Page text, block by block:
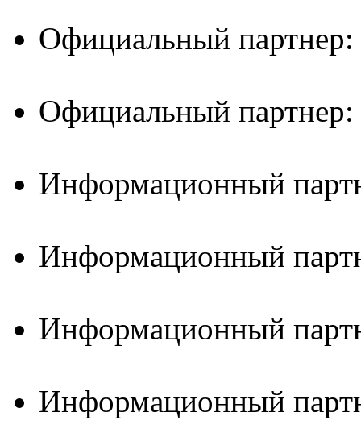
Официальный партнер:
Официальный партнер:
Информационный
Информационный
Информационный
Информационный